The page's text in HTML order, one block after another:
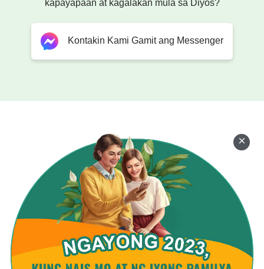
Siya'y pag-ibig, Siya'y mapag-aruga,
walang hanggang kahabagan.
kung buksan ang puso mo sa Diyos.
maging ng awtoridad Niya't pag-ibig.
Makikita mo kung anong mayroon at sino Siya,
kung ano ang nagdudulot sa Kanya ng saya,
ng hapis, ng lungkot at galit,
nariyang makita ng lahat.
kapayapaan at kagalakan mula sa Diyos?
Kontakin Kami Gamit ang Messenger